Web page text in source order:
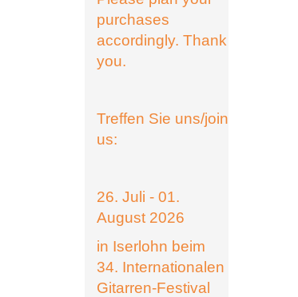
purchases
accordingly. Thank
you.
Treffen Sie uns/join
us:
26. Juli - 01.
August 2026
in Iserlohn beim
34. Internationalen
Gitarren-Festival